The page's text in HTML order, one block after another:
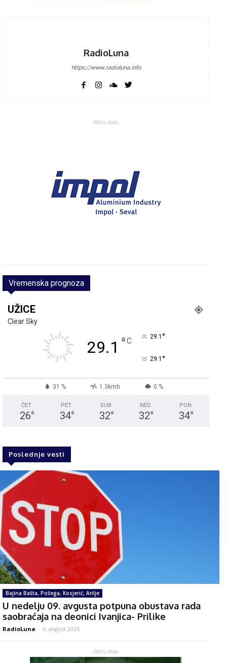
RadioLuna
https://www.radioluna.info
- REKLAMA -
Vremenska prognoza
UŽICE
Clear Sky
29.1 °C 29.1 °
29.1 °
31 % 1.3kmh 0 %
ČET
26°
PET
34°
SUB
32°
NED
32°
PON
34°
Poslednje vesti
Bajina Bašta, Požega, Kosjerić, Arilje
U nedelju 09. avgusta potpuna obustava rada
saobraćaja na deonici Ivanjica- Prilike
RadioLuna - 6. avgust 2026.
- REKLAMA -